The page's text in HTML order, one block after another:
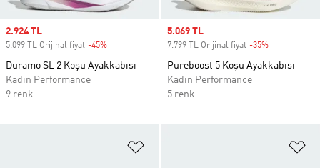
Sale price
2.924 TL
5.099 TL Orijinal fiyat -45%
Duramo SL 2 Koşu Ayakkabısı
Kadın Performance
9 renk
Sale price
5.069 TL
7.799 TL Orijinal fiyat -35%
Pureboost 5 Koşu Ayakkabısı
Kadın Performance
5 renk